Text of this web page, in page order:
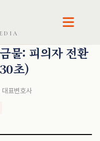
물: 피의자 전환
초)
대표변호사